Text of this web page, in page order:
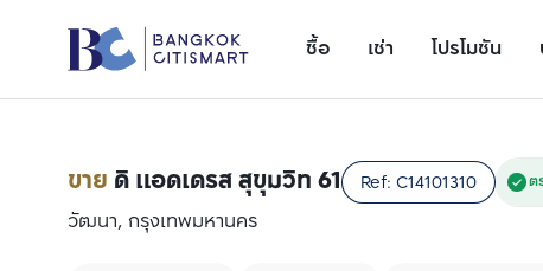
ซื้อ เช่า โปรโมชัน
ขาย ดิ แอดเดรส สุขุมวิท 61 Ref: C14101310 ต
วัฒนา, กรุงเทพมหานคร